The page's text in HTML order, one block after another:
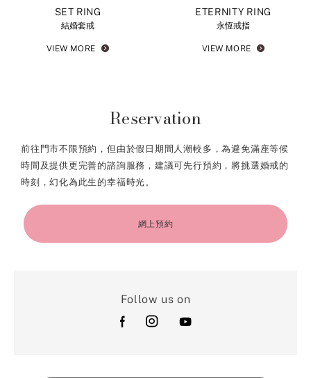
SET RING
結婚套戒
VIEW MORE
ETERNITY RING
永恆戒指
VIEW MORE
Reservation
前往門市不限預約，但由於假日期間人潮較多，為避免滿座等候
時間及提供更完善的諮詢服務，建議可先行預約，將挑選婚戒的
時刻，幻化為此生的幸福時光。
網上預約
Follow us on